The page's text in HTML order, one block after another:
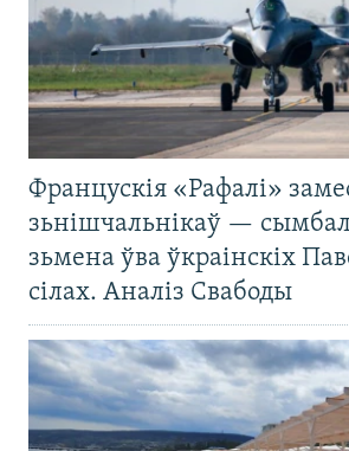
Францускія «Рафалі»
зьнішчальнікаў —
зьмена ўва ўкраінскіх
сілах. Аналіз Свабоды